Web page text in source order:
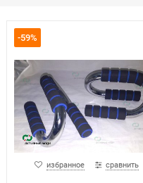
-59%
избранное сравнить